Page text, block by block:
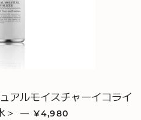
アルモイスチャーイコライ
＞
— 通常価格
¥4,980